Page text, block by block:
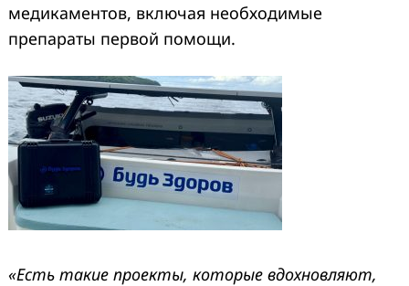
медикаментов, включая необходимые
препараты первой помощи.
«Есть такие проекты, которые вдохновляют,